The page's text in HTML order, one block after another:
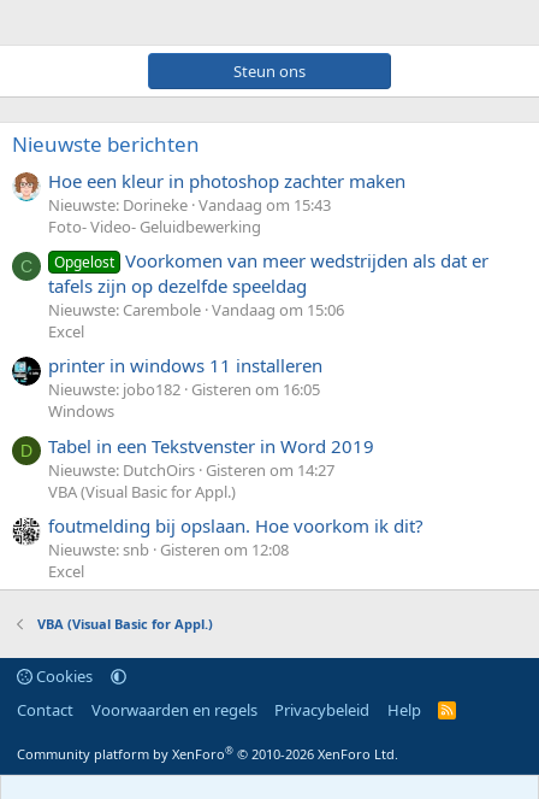
Steun ons
Nieuwste berichten
Hoe een kleur in photoshop zachter maken
Nieuwste: Dorineke Vandaag om 15:43
Foto- Video- Geluidbewerking
C Opgelost Voorkomen van meer wedstrijden als dat er
tafels zijn op dezelfde speeldag
Nieuwste: Carembole Vandaag om 15:06
Excel
printer in windows 11 installeren
Nieuwste: jobo182 Gisteren om 16:05
Windows
D Tabel in een Tekstvenster in Word 2019
Nieuwste: DutchOirs Gisteren om 14:27
VBA (Visual Basic for Appl.)
foutmelding bij opslaan. Hoe voorkom ik dit?
Nieuwste: snb Gisteren om 12:08
Excel
VBA (Visual Basic for Appl.)
Cookies
Contact
Voorwaarden en regels Privacybeleid Help
R
Community platform by XenForo® © 2010-2026 XenForo Ltd.